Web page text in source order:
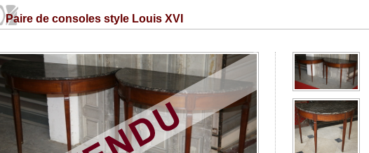
Clément SERVEAU
1886-1972
Clément SERVEAU 1886-
1972 "Portrait de Boxer"
Hui...
2 500 €
Paire de bougeoirs fin
XVIIIème
Paire de bougeoirs putti
tenant une torchère en
1 700 €
Paire de consoles style Louis XVI